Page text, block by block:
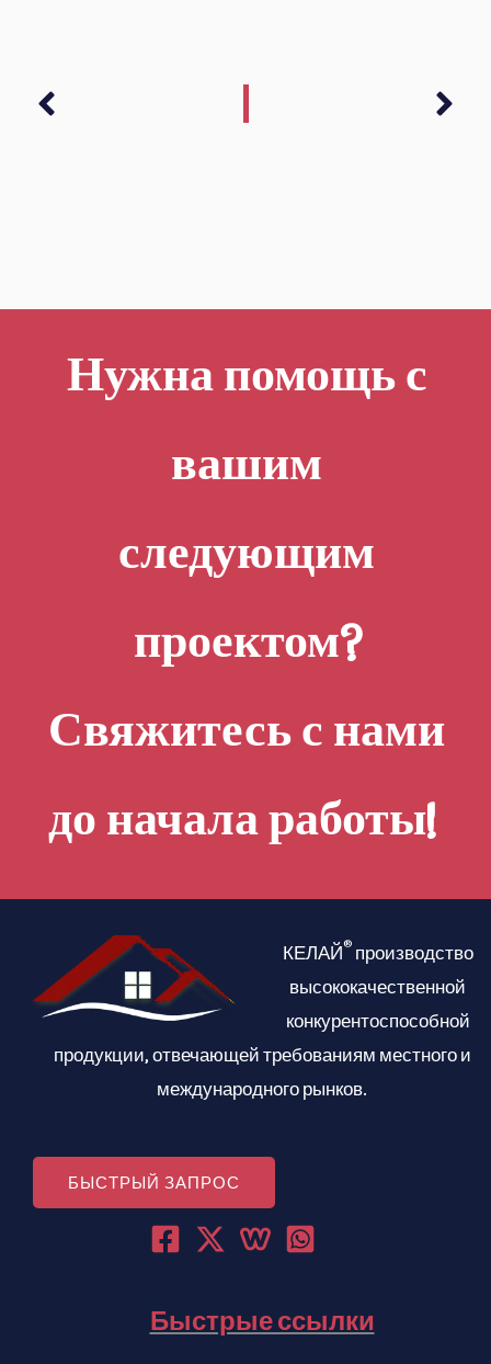
Пред
Нужна помощь с
вашим
следующим
проектом?
Свяжитесь с нами
до начала работы!
КЕЛАЙ®производство
высококачественной
конкурентоспособной
продукции, отвечающей требованиям местного и
международного рынков.
БЫСТРЫЙ ЗАПРОС
Быстрые ссылки